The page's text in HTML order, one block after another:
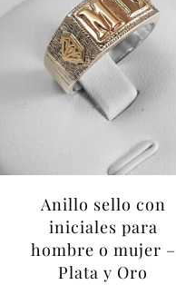
Anillo sello con
iniciales para
hombre o mujer –
Plata y Oro